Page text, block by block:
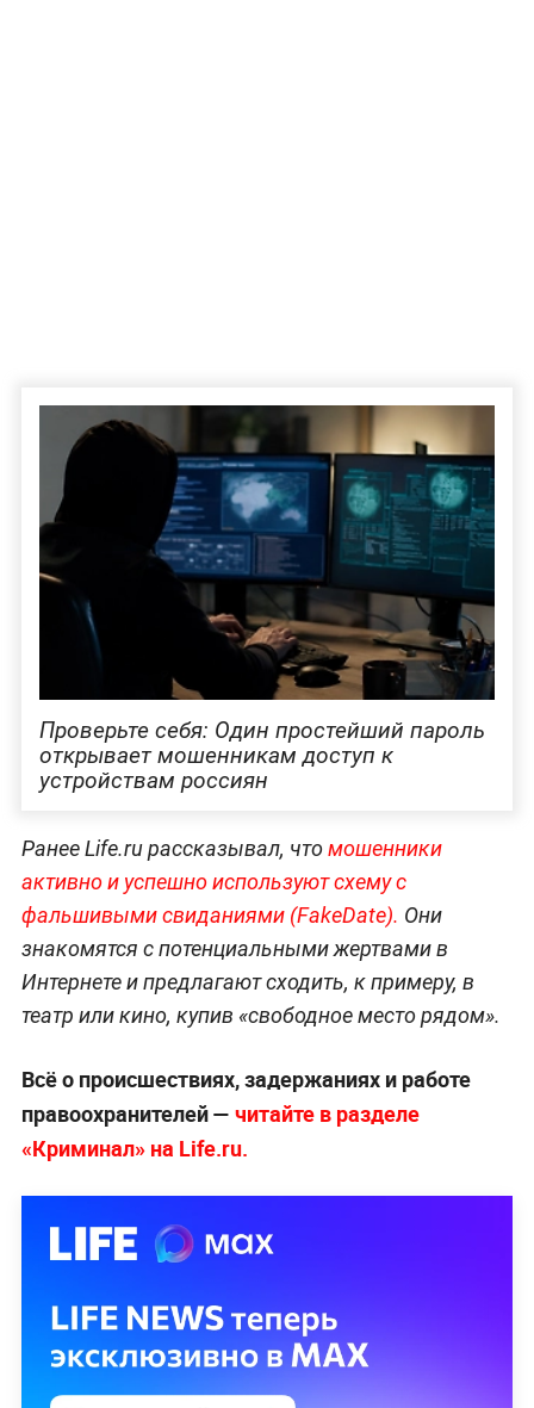
Проверьте себя: Один простейший пароль
открывает мошенникам доступ к
устройствам россиян
Ранее Life.ru рассказывал, чтомошенники
активно и успешно используют схему с
фальшивыми свиданиями (FakeDate). Они
знакомятся с потенциальными жертвами в
Интернете и предлагают сходить, к примеру, в
театр или кино, купив «свободное место рядом».
Всё о происшествиях, задержаниях и работе
правоохранителей — читайте в разделе
«Криминал» на Life.ru.